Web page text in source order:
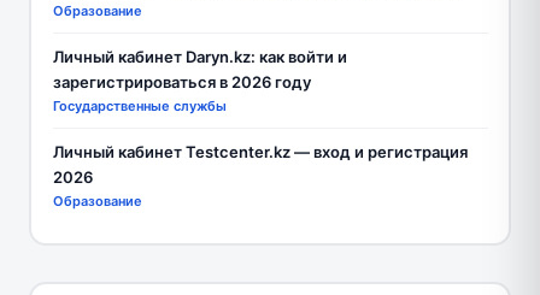
Образование
Личный кабинет Daryn.kz: как войти и
зарегистрироваться в 2026 году
Государственные службы
Личный кабинет Testcenter.kz — вход и регистрация
2026
Образование